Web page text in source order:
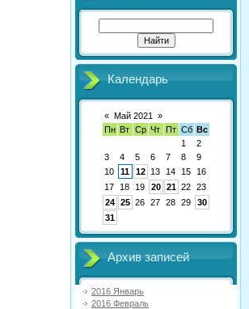
Календарь
« Май 2021
»
Пн Вт Ср Чт Пт Сб Вс
1
2
3
4 5 6 7 8
9
10
11 12 13 14 15
16
17
18 19 20 21 22 23
24 25 26 27 28 29
30
31
Архив записей
2016 Январь
2016 Февраль